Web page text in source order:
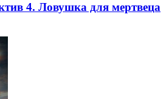
4. Ловушка для мертвеца